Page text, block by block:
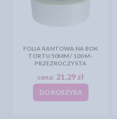
FOLIA RANTOWA NA BOK
TORTU 50MM / 100 M -
PRZEZROCZYSTA
cena: 21,29 zł
DO KOSZYKA